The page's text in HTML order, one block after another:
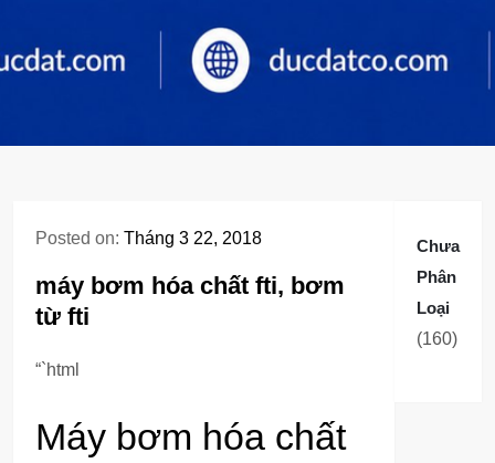
Posted on: Tháng 3 22, 2018
máy bơm hóa chất fti, bơm
từ fti
“`html
Máy bơm hóa chất
Chưa
Phân
Loại
160160